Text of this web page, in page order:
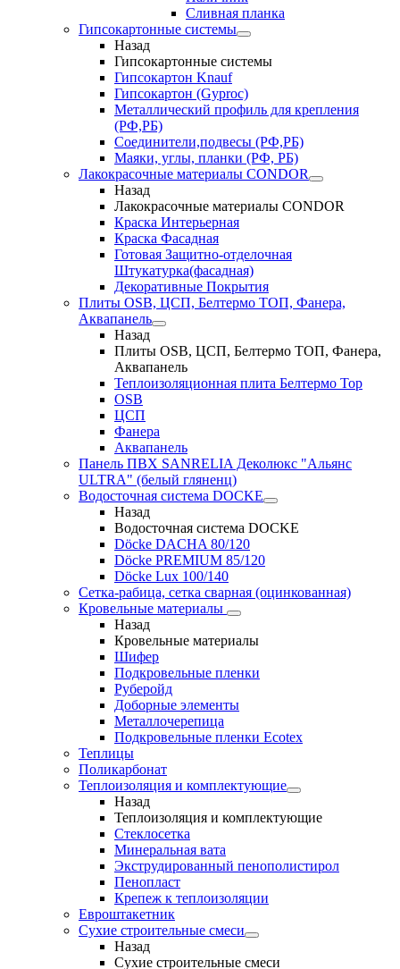
Сливная планка
Гипсокартонные системы
Назад
Гипсокартонные системы
Гипсокартон Knauf
Гипсокартон (Gyproc)
Металлический профиль для крепления
(РФ,РБ)
Соединители,подвесы (РФ,РБ)
Маяки, углы, планки (РФ, РБ)
Лакокрасочные материалы CONDOR
Назад
Лакокрасочные материалы CONDOR
Краска Интерьерная
Краска Фасадная
Готовая Защитно-отделочная
Штукатурка(фасадная)
Декоративные Покрытия
Плиты OSB, ЦСП, Белтермо ТОП, Фанера,
Аквапанель
Назад
Плиты OSB, ЦСП, Белтермо ТОП, Фанера,
Аквапанель
Теплоизоляционная плита Белтермо Top
OSB
ЦСП
Фанера
Аквапанель
Панель ПВХ SANRELIA Деколюкс "Альянс
ULTRA" (белый гляненц)
Водосточная система DOCKE
Назад
Водосточная система DOCKE
Döсkе DACHA 80/120
Döcke PREMIUM 85/120
Döсkе Luх 100/140
Сетка-рабица, сетка сварная (оцинкованная)
Кровельные материалы
Назад
Кровельные материалы
Шифер
Подкровельные пленки
Руберойд
Доборные элементы
Металлочерепица
Подкровельные пленки Ecotex
Теплицы
Поликарбонат
Теплоизоляция и комплектующие
Назад
Теплоизоляция и комплектующие
Стеклосетка
Минеральная вата
Экструдированный пенополистирол
Пенопласт
Крепеж к теплоизоляции
Евроштакетник
Сухие строительные смеси
Назад
Сухие строительные смеси